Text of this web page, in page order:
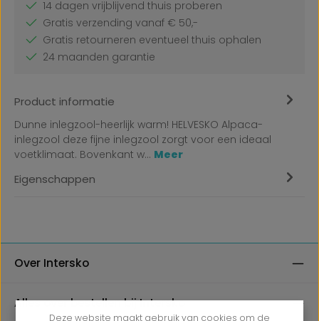
14 dagen vrijblijvend thuis proberen
Gratis verzending vanaf € 50,-
Gratis retourneren eventueel thuis ophalen
24 maanden garantie
Product informatie
Dunne inlegzool-heerlijk warm! HELVESKO Alpaca-
inlegzool deze fijne inlegzool zorgt voor een ideaal
voetklimaat. Bovenkant w… Meer
Eigenschappen
Over Intersko
Alles over bestellen bij Intersko
Deze website maakt gebruik van cookies om de